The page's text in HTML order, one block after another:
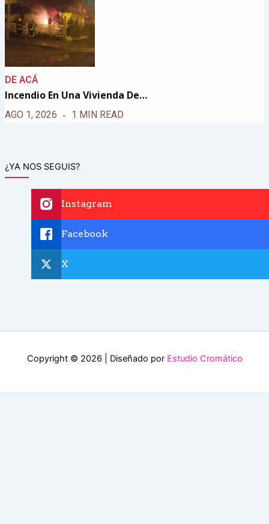
DE ACÁ
Incendio En Una Vivienda De…
AGO 1, 2026 1 MIN READ
¿YA NOS SEGUIS?
Instagram
Facebook
X
Copyright © 2026 | Diseñado por Estudio Cromático